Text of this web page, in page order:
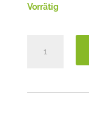
Vorrätig